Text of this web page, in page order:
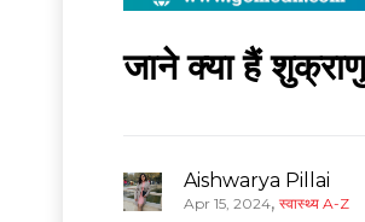
जाने क्या हैं
Aishwarya Pillai
Apr 15, 2024, स्वास्थ्य A-Z